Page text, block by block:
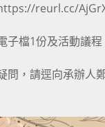
reurl.cc/
子檔1份及活動議程
問，請逕向承辦